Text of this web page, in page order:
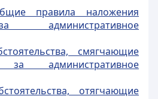
правила наложения
административное
смягчающие
за административное
отягчающие